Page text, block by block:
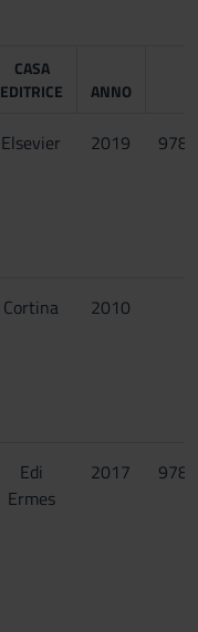
CASA
EDITRICE
ANNO
Elsevier 2019
Cortina 2010
Edi
Ermes
2017